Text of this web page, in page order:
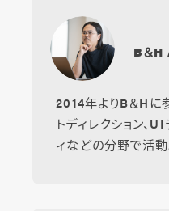
B＆
2014年よりB＆Hに
トディレクション、
ィなどの分野で活動